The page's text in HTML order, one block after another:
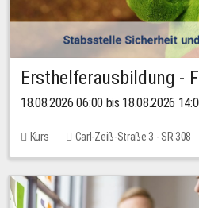
Ersthelferausbildung -
18.08.2026 06:00 bis 18.08.2026
Kurs Carl-Zeiß-Straße 3 - SR 308